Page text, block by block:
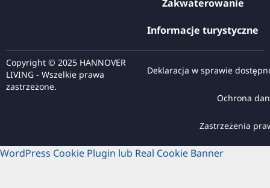
Zakwaterowanie
Informacje turystyczne
Copyright © 2025 HANNOVER
LIVING - Wszelkie prawa
zastrzeżone.
Deklaracja w sprawie
Ochrona
Zastrzeżenia
WordPress Cookie Plugin lub Real Cookie Banner